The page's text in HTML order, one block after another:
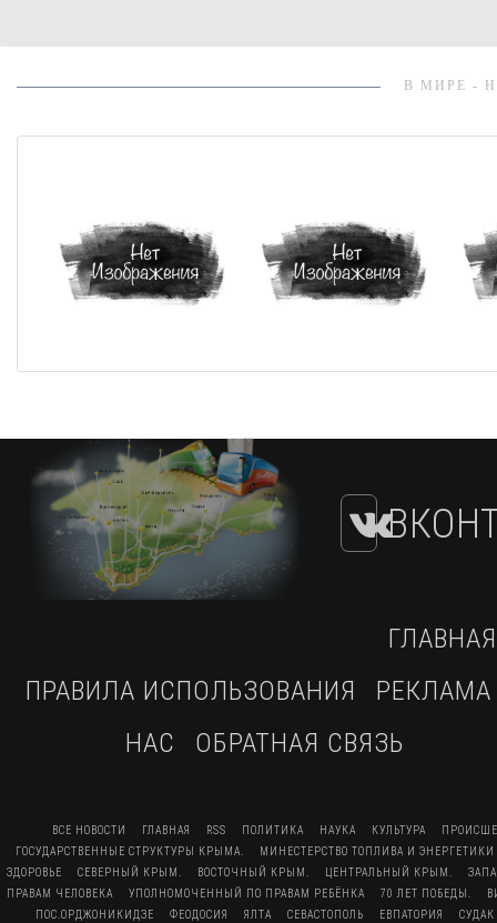
В МИРЕ -
ГЛАВНАЯ
ПРАВИЛА ИСПОЛЬЗОВАНИЯ
РЕКЛАМА
НАС
ОБРАТНАЯ СВЯЗЬ
ВСЕ НОВОСТИ ГЛАВНАЯ RSS ПОЛИТИКА НАУКА КУЛЬТУРА
ГОСУДАРСТВЕННЫЕ СТРУКТУРЫ КРЫМА.
МИНЕСТЕРСТВО ТОПЛИВА И
ЗДОРОВЬЕ
СЕВЕРНЫЙ КРЫМ. ВОСТОЧНЫЙ КРЫМ. ЦЕНТРАЛЬНЫЙ КРЫМ.
ПРАВАМ ЧЕЛОВЕКА
УПОЛНОМОЧЕННЫЙ ПО ПРАВАМ РЕБЁНКА 70 ЛЕТ ПОБЕДЫ.
ПОС.ОРДЖОНИКИДЗЕ
ФЕОДОСИЯ ЯЛТА СЕВАСТОПОЛЬ ЕВПАТОРИЯ
СУДАК